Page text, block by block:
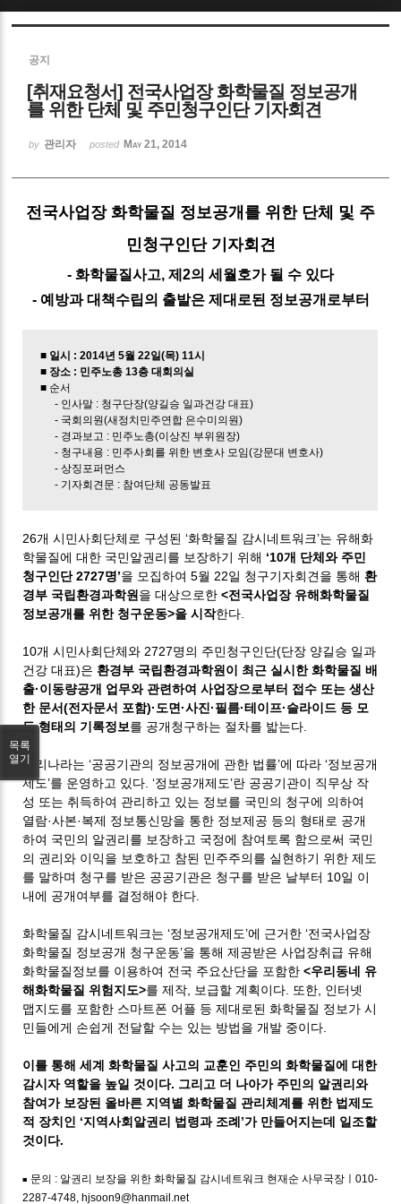
공지
[취재요청서] 전국사업장 화학물질 정보공개
를 위한 단체 및 주민청구인단 기자회견
by 관리자 posted May 21, 2014
전국사업장 화학물질 정보공개를 위한 단체 및 주
민청구인단 기자회견
- 화학물질사고, 제2의 세월호가 될 수 있다
- 예방과 대책수립의 출발은 제대로된 정보공개로부터
■ 일시 : 2014년 5월 22일(목) 11시
■ 장소 : 민주노총 13층 대회의실
■ 순서
- 인사말 : 청구단장(양길승 일과건강 대표)
- 국회의원(새정치민주연합 은수미의원)
- 경과보고 : 민주노총(이상진 부위원장)
- 청구내용 : 민주사회를 위한 변호사 모임(강문대 변호사)
- 상징포퍼먼스
- 기자회견문 : 참여단체 공동발표
26개 시민사회단체로 구성된 ‘화학물질 감시네트워크’는 유해화
학물질에 대한 국민알권리를 보장하기 위해 ‘10개 단체와 주민
청구인단 2727명’을 모집하여 5월 22일 청구기자회견을 통해 환
경부 국립환경과학원 을 대상으로한<전국사업장 유해화학물질
정보공개를 위한 청구운동>을 시작한다.
10개 시민사회단체와 2727명의 주민청구인단(단장 양길승 일과
건강 대표)은 환경부 국립환경과학원이 최근 실시한 화학물질 배
출·이동량공개 업무와 관련하여 사업장으로부터 접수 또는 생산
한 문서(전자문서 포함)·도면·사진·필름·테이프·슬라이드 등 모
든 형태의 기록정보를 공개청구하는 절차를 밟는다.
우리나라는 ‘공공기관의 정보공개에 관한 법률’에 따라 ‘정보공개
제도’를 운영하고 있다. ‘정보공개제도’란 공공기관이 직무상 작
성 또는 취득하여 관리하고 있는 정보를 국민의 청구에 의하여
열람·사본·복제 정보통신망을 통한 정보제공 등의 형태로 공개
하여 국민의 알권리를 보장하고 국정에 참여토록 함으로써 국민
의 권리와 이익을 보호하고 참된 민주주의를 실현하기 위한 제도
를 말하며 청구를 받은 공공기관은 청구를 받은 날부터 10일 이
내에 공개여부를 결정해야 한다.
화학물질 감시네트워크는 ‘정보공개제도’에 근거한 ‘전국사업장
화학물질 정보공개 청구운동’을 통해 제공받은 사업장취급 유해
화학물질정보를 이용하여 전국 주요산단을 포함한<우리동네 유
해화학물질 위험지도>를 제작, 보급할 계획이다. 또한, 인터넷
맵지도를 포함한 스마트폰 어플 등 제대로된 화학물질 정보가 시
민들에게 손쉽게 전달할 수는 있는 방법을 개발 중이다.
이를 통해 세계 화학물질 사고의 교훈인 주민의 화학물질에 대한
감시자 역할을 높일 것이다. 그리고 더 나아가 주민의 알권리와
참여가 보장된 올바른 지역별 화학물질 관리체계를 위한 법제도
적 장치인 ‘지역사회알권리 법령과 조례’가 만들어지는데 일조할
것이다.
■ 문의 : 알권리 보장을 위한 화학물질 감시네트워크 현재순 사무국장ㅣ010-
2287-4748, hjsoon9@hanmail.net
목록
열기
Sketchbook5, 스케치북5
Sketchbook5, 스케치북5